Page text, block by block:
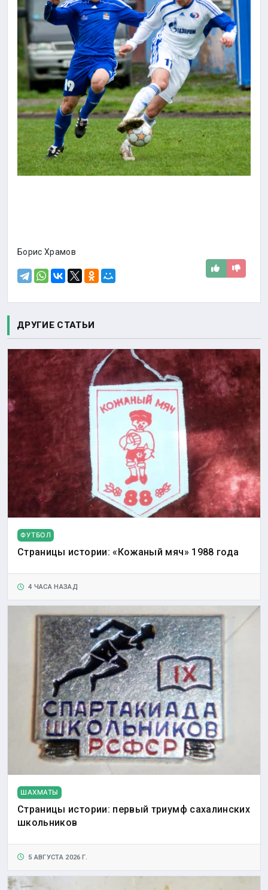
Борис Храмов
ДРУГИЕ СТАТЬИ
ФУТБОЛ
Страницы истории: «Кожаный мяч» 1988 года
4 ЧАСА НАЗАД
ШАХМАТЫ
Страницы истории: первый триумф сахалинских
школьников
5 АВГУСТА 2026 Г.